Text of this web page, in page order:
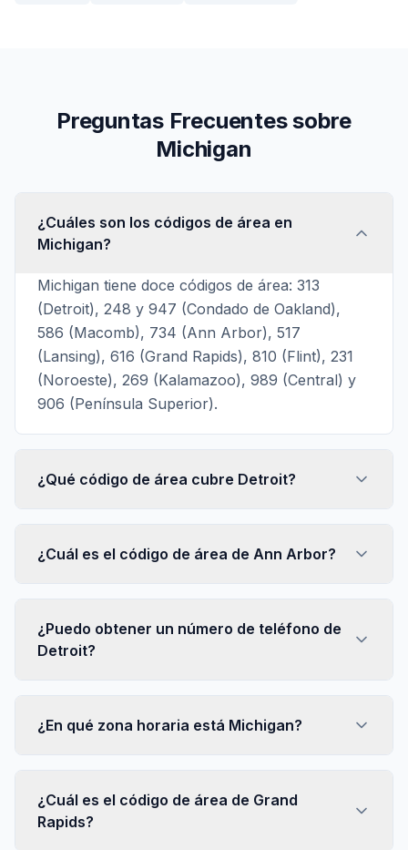
Preguntas Frecuentes sobre
Michigan
¿Cuáles son los códigos de área en
Michigan?
Michigan tiene doce códigos de área: 313
(Detroit), 248 y 947 (Condado de Oakland),
586 (Macomb), 734 (Ann Arbor), 517
(Lansing), 616 (Grand Rapids), 810 (Flint), 231
(Noroeste), 269 (Kalamazoo), 989 (Central) y
906 (Península Superior).
¿Qué código de área cubre Detroit?
¿Cuál es el código de área de Ann Arbor?
¿Puedo obtener un número de teléfono de
Detroit?
¿En qué zona horaria está Michigan?
¿Cuál es el código de área de Grand
Rapids?